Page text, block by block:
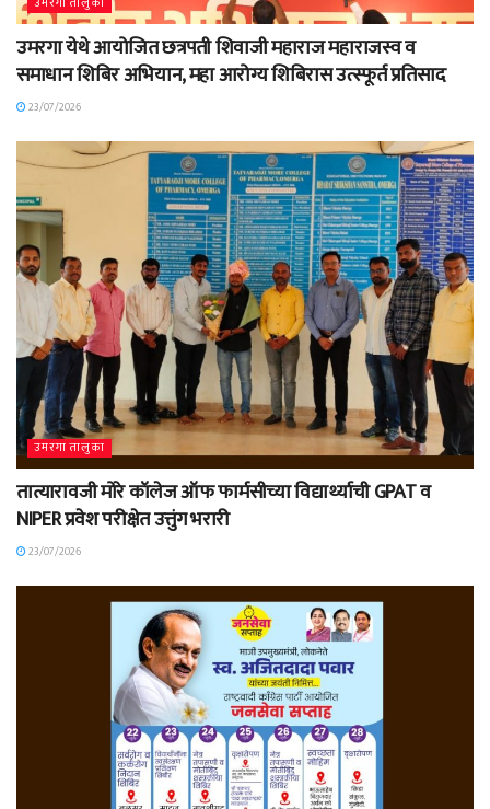
उमरगा येथे आयोजित छत्रपती शिवाजी महाराज महाराजस्व व
समाधान शिबिर अभियान, महा आरोग्य शिबिरास उत्स्फूर्त प्रतिसाद
23/07/2026
उमरगा तालुका
तात्यारावजी मोरे कॉलेज ऑफ फार्मसीच्या विद्यार्थ्याची GPAT व
NIPER प्रवेश परीक्षेत उत्तुंग भरारी
23/07/2026